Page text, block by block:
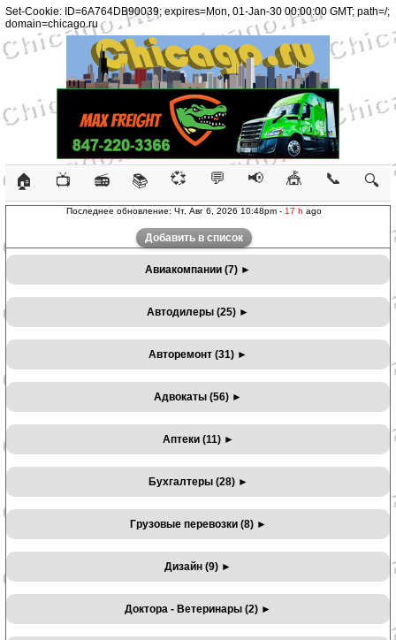
Set-Cookie: ID=6A764DB90039; expires=Mon, 01-Jan-30 00:00:00 GMT; path=/;
domain=chicago.ru
🏠 📺 📻 📚 💞 💬 📢 🎪 📞 🔍
Последнее обновление: Чт, Авг 6, 2026 10:48pm - 17 h ago
Добавить в список
Авиакомпании (7) ►
Автодилеры (25) ►
Авторeмонт (31) ►
Адвокаты (56) ►
Аптеки (11) ►
Бухгалтеры (28) ►
Грузовые перевозки (8) ►
Дизайн (9) ►
Доктора - Ветеринары (2) ►